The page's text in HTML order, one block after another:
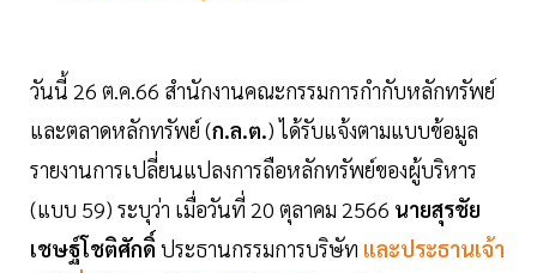
วันนี้ 26 ต.ค.66 สำนักงานคณะกรรมการกำกับหลักทรัพย์
และตลาดหลักทรัพย์ (ก.ล.ต.) ได้รับแจ้งตามแบบข้อมูล
รายงานการเปลี่ยนแปลงการถือหลักทรัพย์ของผู้บริหาร
(แบบ 59) ระบุว่า เมื่อวันที่ 20 ตุลาคม 2566 นายสุรชัย
เชษฐ์โชติศักดิ์ ประธานกรรมการบริษัท และประธานเจ้า